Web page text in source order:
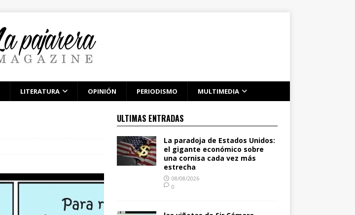
LITERATURA OPINIÓN PERIODISMO MULTIMEDIA
ULTIMAS ENTRADAS
La paradoja de Estados Unidos:
el gigante económico sobre
una cornisa cada vez más
estrecha
08/08/2026
0